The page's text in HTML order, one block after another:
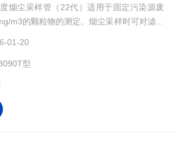
烟尘采样管（22代）适用于固定污染源废
m3的颗粒物的测定。烟尘采样时可对滤膜
01-20
型